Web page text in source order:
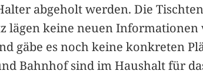
abgeholt werden. Die
lägen keine neuen
gäbe es noch keine konkreten
Bahnhof sind im Haushalt für